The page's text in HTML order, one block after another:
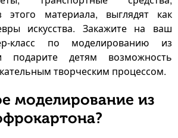
этого материала, выглядят как
искусства. Закажите на ваш
класс по моделированию из
подарите детям возможность
творческим процессом.
моделирование из